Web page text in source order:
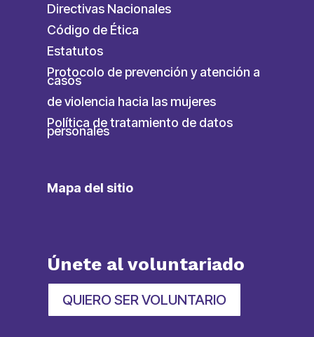
Directivas Nacionales
Código de Ética
Estatutos
Protocolo de prevención y atención a
casos
de violencia hacia las mujeres
Política de tratamiento de datos
personales
Mapa del sitio
Únete al voluntariado
QUIERO SER VOLUNTARIO